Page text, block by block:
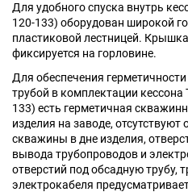
Для удобного спуска внутрь
120-133) оборудован широкой
пластиковой лестницей.
фиксируется на горловине.
Для обеспечения
трубой в комплектации
133) есть герметичная
изделия на заводе,
скважины в дне изделия,
вывода трубопроводов и
отверстий под обсадную трубу,
электрокабеля